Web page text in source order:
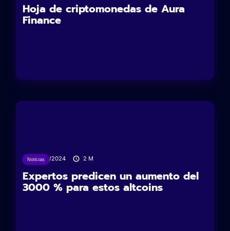
Hoja de criptomonedas de Aura
Finance
Noticias
23/12/2024 2 M
Expertos predicen un aumento del
3000 % para estos altcoins